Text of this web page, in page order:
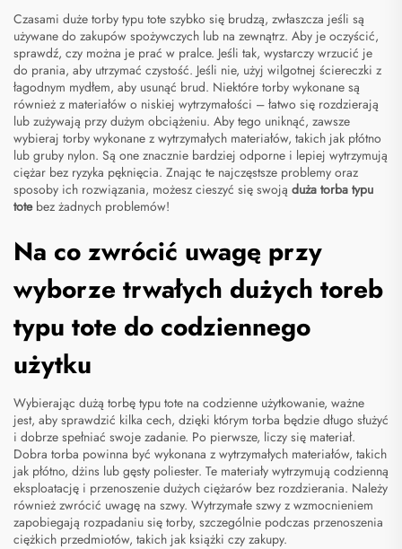
Czasami duże torby typu tote szybko się brudzą, zwłaszcza jeśli są
używane do zakupów spożywczych lub na zewnątrz. Aby je oczyścić,
sprawdź, czy można je prać w pralce. Jeśli tak, wystarczy wrzucić je
do prania, aby utrzymać czystość. Jeśli nie, użyj wilgotnej ściereczki z
łagodnym mydłem, aby usunąć brud. Niektóre torby wykonane są
również z materiałów o niskiej wytrzymałości – łatwo się rozdzierają
lub zużywają przy dużym obciążeniu. Aby tego uniknąć, zawsze
wybieraj torby wykonane z wytrzymałych materiałów, takich jak płótno
lub gruby nylon. Są one znacznie bardziej odporne i lepiej wytrzymują
ciężar bez ryzyka pęknięcia. Znając te najczęstsze problemy oraz
sposoby ich rozwiązania, możesz cieszyć się swoją duża torba typu
tote bez żadnych problemów!
Na co zwrócić uwagę przy
wyborze trwałych dużych toreb
typu tote do codziennego
użytku
Wybierając dużą torbę typu tote na codzienne użytkowanie, ważne
jest, aby sprawdzić kilka cech, dzięki którym torba będzie długo służyć
i dobrze spełniać swoje zadanie. Po pierwsze, liczy się materiał.
Dobra torba powinna być wykonana z wytrzymałych materiałów, takich
jak płótno, dżins lub gęsty poliester. Te materiały wytrzymują codzienną
eksploatację i przenoszenie dużych ciężarów bez rozdzierania. Należy
również zwrócić uwagę na szwy. Wytrzymałe szwy z wzmocnieniem
zapobiegają rozpadaniu się torby, szczególnie podczas przenoszenia
ciężkich przedmiotów, takich jak książki czy zakupy.